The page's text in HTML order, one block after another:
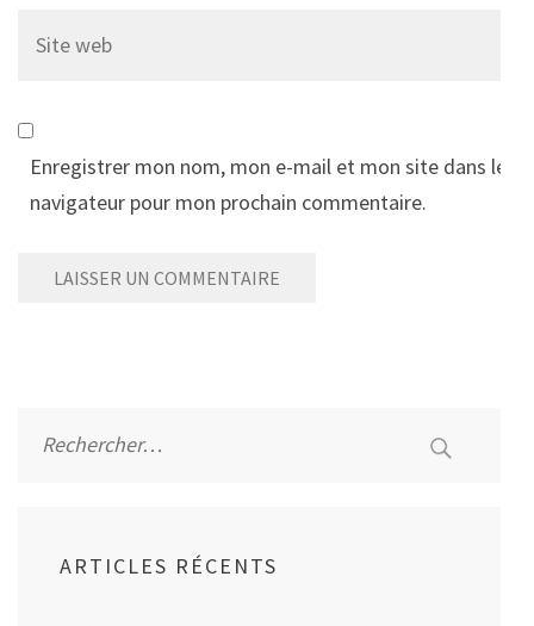
web
Enregistrer mon nom, mon e-mail et mon site dans le
navigateur pour mon prochain commentaire.
ARTICLES RÉCENTS